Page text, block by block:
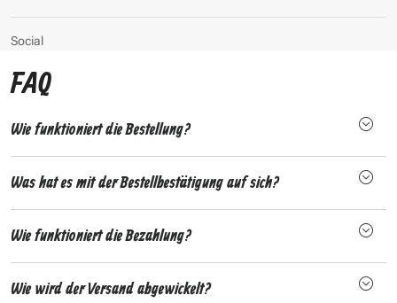
Social
FAQ
Wie funktioniert die Bestellung?
Was hat es mit der Bestellbestätigung auf sich?
Wie funktioniert die Bezahlung?
Wie wird der Versand abgewickelt?